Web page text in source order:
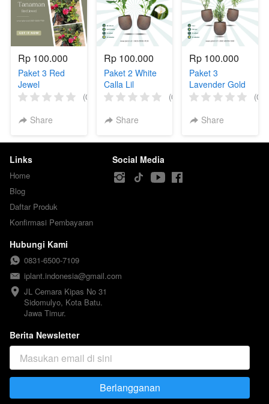
Rp 100.000
Paket 3 Red
Jewel
(0)
Share
Rp 100.000
Paket 2 White
Calla Lil
(0)
Share
Rp 100.000
Paket 3
Lavender Gold
Creek
(0)
Share
Links
Home
Blog
Daftar Produk
Konfirmasi Pembayaran
Social Media
Hubungi Kami
0831-6500-7109
iplant.indonesia@gmail.com
JL Cemara Kipas No 31
Sidomulyo, Kota Batu.
Jawa Timur.
Berita Newsletter
`Berlangganan